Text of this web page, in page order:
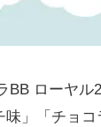
ローヤ
」「チョ